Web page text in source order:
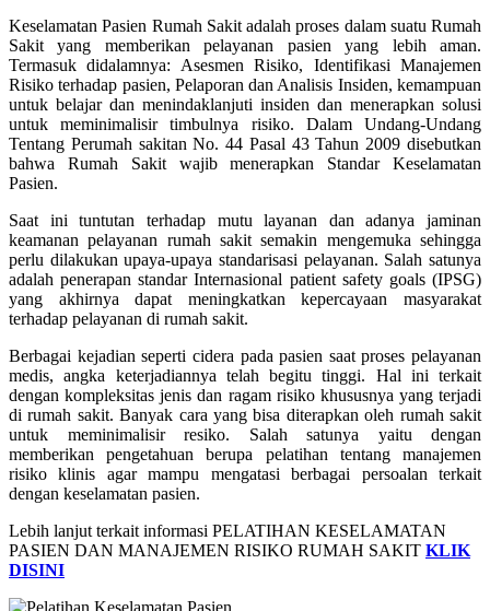
Keselamatan Pasien Rumah Sakit adalah proses dalam suatu Rumah
Sakit yang memberikan pelayanan pasien yang lebih aman.
Termasuk didalamnya: Asesmen Risiko, Identifikasi Manajemen
Risiko terhadap pasien, Pelaporan dan Analisis Insiden, kemampuan
untuk belajar dan menindaklanjuti insiden dan menerapkan solusi
untuk meminimalisir timbulnya risiko. Dalam Undang-Undang
Tentang Perumah sakitan No. 44 Pasal 43 Tahun 2009 disebutkan
bahwa Rumah Sakit wajib menerapkan Standar Keselamatan
Pasien.
Saat ini tuntutan terhadap mutu layanan dan adanya jaminan
keamanan pelayanan rumah sakit semakin mengemuka sehingga
perlu dilakukan upaya-upaya standarisasi pelayanan. Salah satunya
adalah penerapan standar Internasional patient safety goals (IPSG)
yang akhirnya dapat meningkatkan kepercayaan masyarakat
terhadap pelayanan di rumah sakit.
Berbagai kejadian seperti cidera pada pasien saat proses pelayanan
medis, angka keterjadiannya telah begitu tinggi. Hal ini terkait
dengan kompleksitas jenis dan ragam risiko khususnya yang terjadi
di rumah sakit. Banyak cara yang bisa diterapkan oleh rumah sakit
untuk meminimalisir resiko. Salah satunya yaitu dengan
memberikan pengetahuan berupa pelatihan tentang manajemen
risiko klinis agar mampu mengatasi berbagai persoalan terkait
dengan keselamatan pasien.
Lebih lanjut terkait informasi PELATIHAN KESELAMATAN
PASIEN DAN MANAJEMEN RISIKO RUMAH SAKIT KLIK
DISINI